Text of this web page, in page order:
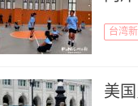
台湾
美